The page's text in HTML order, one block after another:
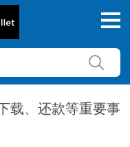
载、还款等重要事